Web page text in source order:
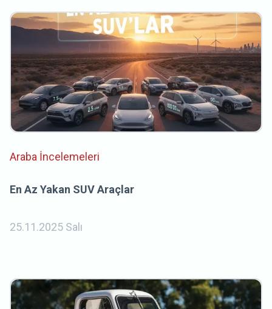
Araba İncelemeleri
En Az Yakan SUV Araçlar
25.11.2025 Salı